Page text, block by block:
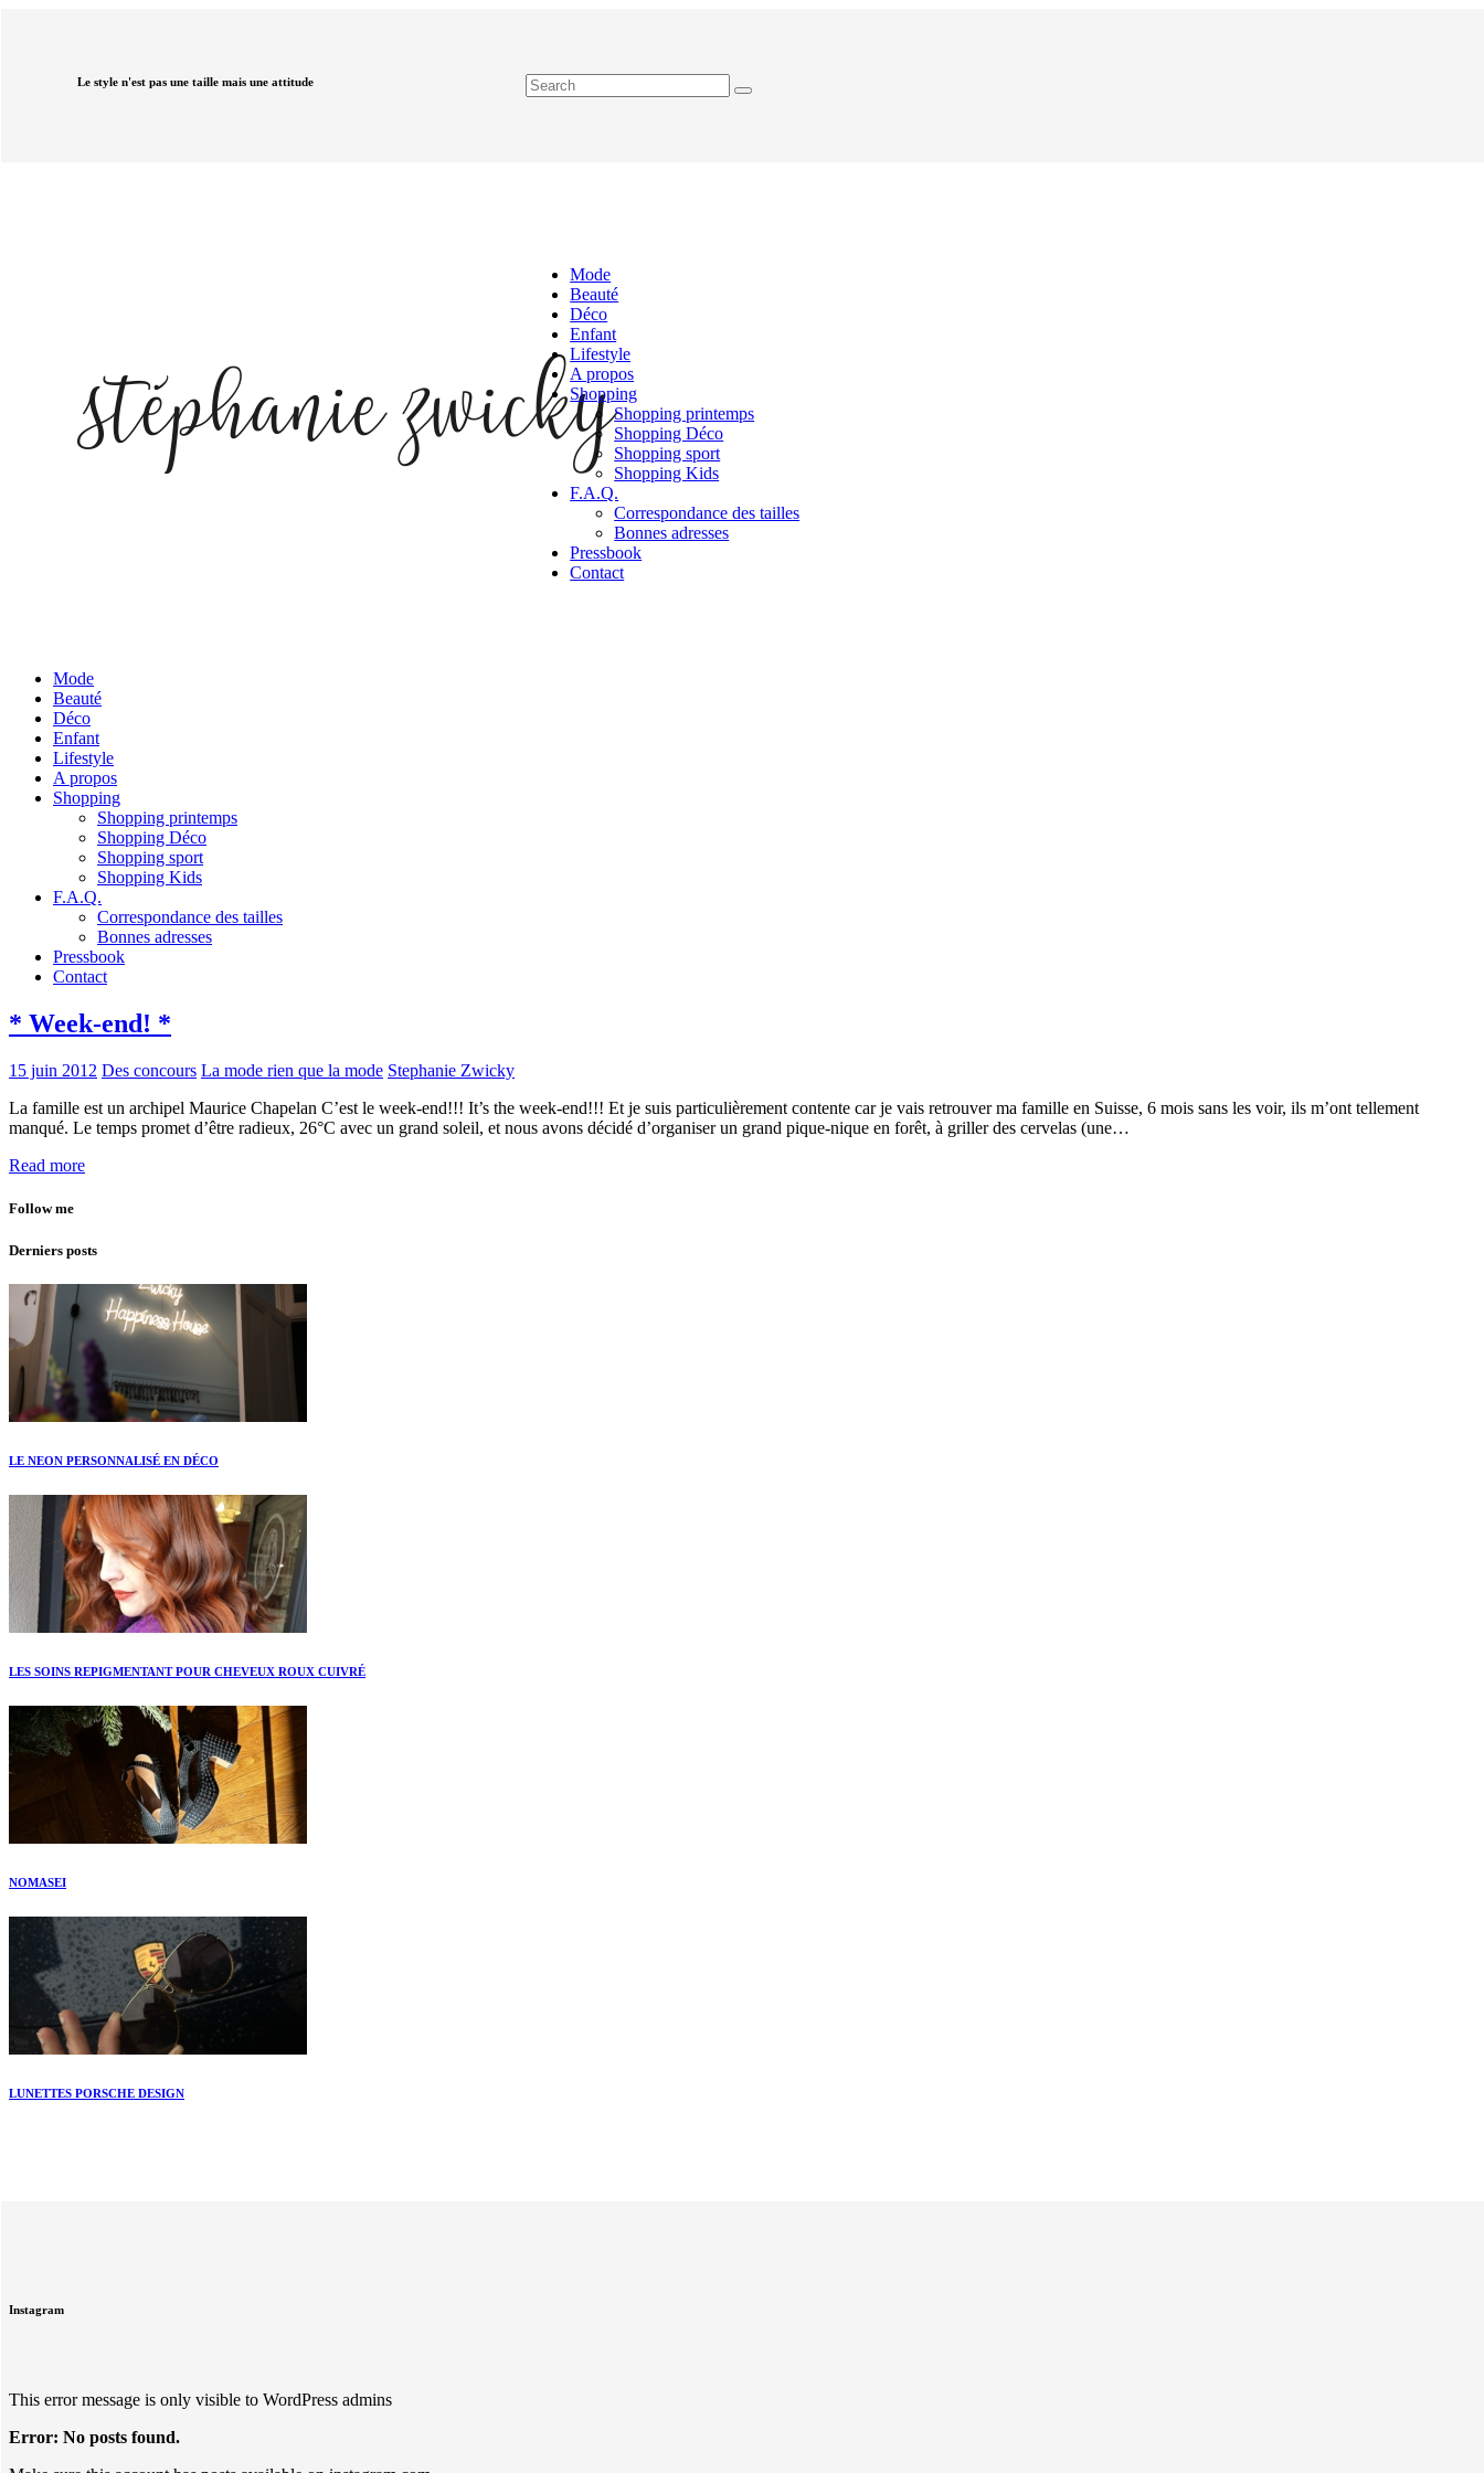
Le style n'est pas une taille mais une attitude
Mode
Beauté
Déco
Enfant
Lifestyle
A propos
Shopping
Shopping printemps
Shopping Déco
Shopping sport
Shopping Kids
F.A.Q.
Correspondance des tailles
Bonnes adresses
Pressbook
Contact
Mode
Beauté
Déco
Enfant
Lifestyle
A propos
Shopping
Shopping printemps
Shopping Déco
Shopping sport
Shopping Kids
F.A.Q.
Correspondance des tailles
Bonnes adresses
Pressbook
Contact
* Week-end! *
15 juin 2012 Des concours La mode rien que la mode Stephanie Zwicky
La famille est un archipel Maurice Chapelan C’est le week-end!!! It’s the week-end!!! Et je suis particulièrement contente car je vais retrouver ma famille en Suisse, 6 mois sans les voir, ils m’ont tellement
manqué. Le temps promet d’être radieux, 26°C avec un grand soleil, et nous avons décidé d’organiser un grand pique-nique en forêt, à griller des cervelas (une…
Read more
Follow me
Derniers posts
LE NEON PERSONNALISÉ EN DÉCO
LES SOINS REPIGMENTANT POUR CHEVEUX ROUX CUIVRÉ
NOMASEI
LUNETTES PORSCHE DESIGN
Instagram
This error message is only visible to WordPress admins
Error: No posts found.